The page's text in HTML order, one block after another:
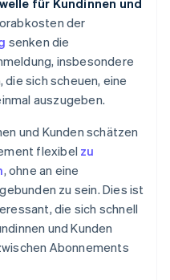
für Kundinnen und
der
senken die
insbesondere
die sich scheuen, eine
auszugeben.
und Kunden schätzen
flexibel zu
, ohne an eine
zu sein. Dies ist
die sich schnell
und Kunden
Abonnements